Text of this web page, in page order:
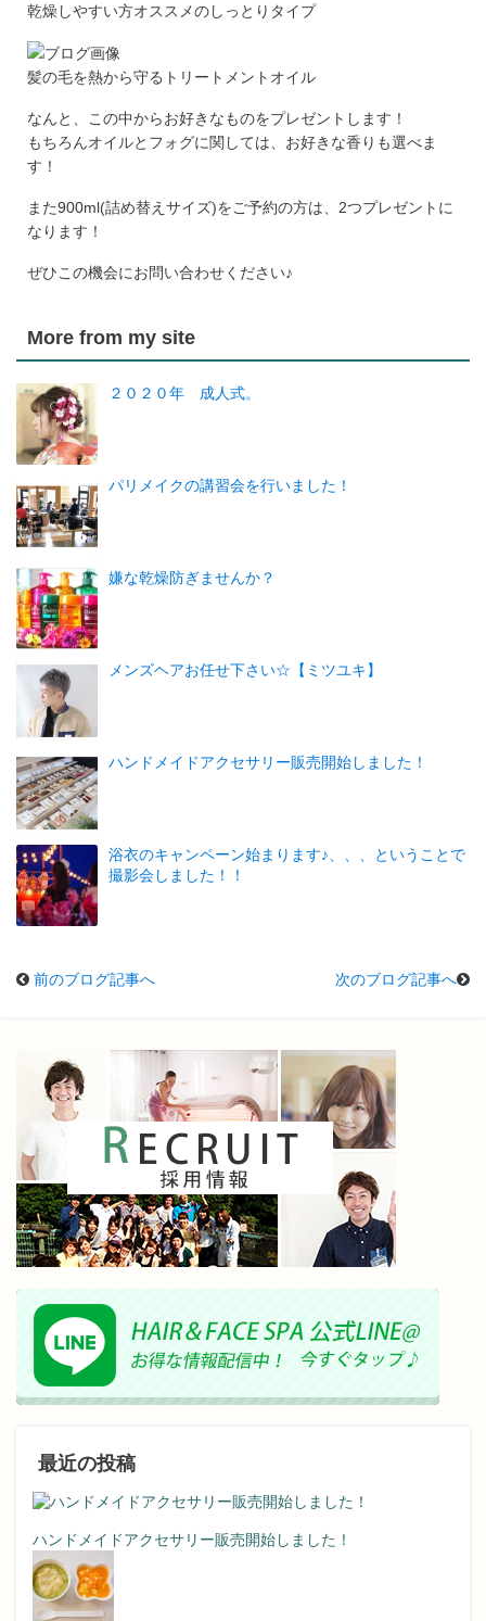
乾燥しやすい方オススメのしっとりタイプ
髪の毛を熱から守るトリートメントオイル
なんと、この中からお好きなものをプレゼントします！
もちろんオイルとフォグに関しては、お好きな香りも選べま
す！
また900ml(詰め替えサイズ)をご予約の方は、2つプレゼントに
なります！
ぜひこの機会にお問い合わせください♪
More from my site
２０２０年 成人式。
パリメイクの講習会を行いました！
嫌な乾燥防ぎませんか？
メンズヘアお任せ下さい☆【ミツユキ】
ハンドメイドアクセサリー販売開始しました！
浴衣のキャンペーン始まります♪、、、ということで
撮影会しました！！
前のブログ記事へ 次のブログ記事へ
最近の投稿
ハンドメイドアクセサリー販売開始しました！